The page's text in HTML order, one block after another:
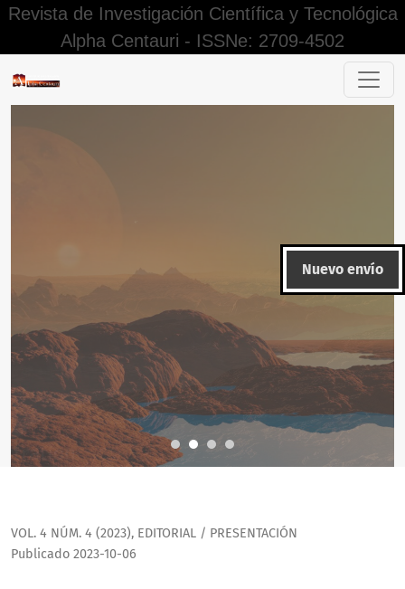
Revista de Investigación Científica y Tecnológica
Alpha Centauri - ISSNe: 2709-4502
Nuevo envío
VOL. 4 NÚM. 4 (2023), EDITORIAL / PRESENTACIÓN
Publicado 2023-10-06